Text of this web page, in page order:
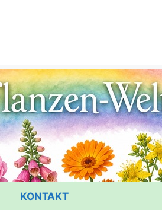
KONTAKT